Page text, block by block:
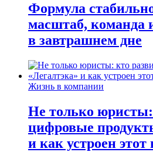
Формула
масштаб, команда
в завтрашнем дне
Жизнь в компании
Не только юристы:
цифровые
и как устроен этот